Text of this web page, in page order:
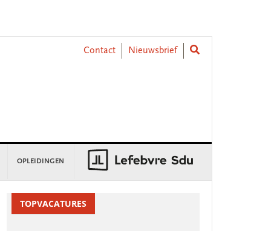
Contact
Nieuwsbrief
OPLEIDINGEN
SidebarTOPVACATURES